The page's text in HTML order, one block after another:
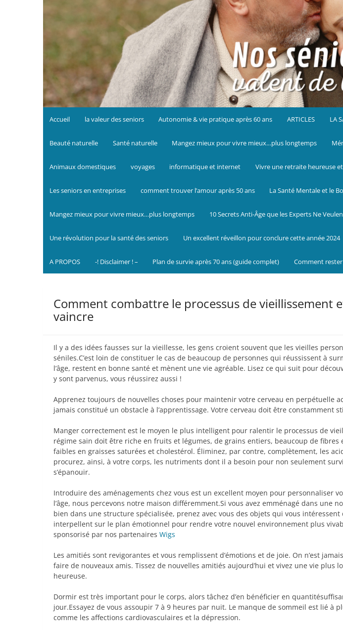
Accueil la valeur des seniors Autonomie & vie pratique après 60 ans ARTICLES LA
Beauté naturelle Santé naturelle Mangez mieux pour vivre mieux…plus longtemps
Animaux domestiques voyages informatique et internet Vivre une retraite heureuse
Les seniors en entreprises comment trouver l’amour après 50 ans La Santé Mentale et le
Mangez mieux pour vivre mieux…plus longtemps 10 Secrets Anti-Âge que les Experts Ne
Une révolution pour la santé des seniors Un excellent réveillon pour conclure cette année 2024
A PROPOS -! Disclaimer ! – Plan de survie après 70 ans (guide complet) Comment
Comment combattre le processus de vieillissement
vaincre
Il y a des idées fausses sur la vieillesse, les gens croient souvent que les vieilles
séniles.C’est loin de constituer le cas de beaucoup de personnes qui réussissent à
l’âge, restent en bonne santé et mènent une vie agréable. Lisez ce qui suit pour
y sont parvenus, vous réussirez aussi !
Apprenez toujours de nouvelles choses pour maintenir votre cerveau en perpétuelle
jamais constitué un obstacle à l’apprentissage. Votre cerveau doit être constamment
Manger correctement est le moyen le plus intelligent pour ralentir le processus de
régime sain doit être riche en fruits et légumes, de grains entiers, beaucoup de fibres
faibles en graisses saturées et cholestérol. Éliminez, par contre, complètement, les
procurez, ainsi, à votre corps, les nutriments dont il a besoin pour non seulement
s’épanouir.
Introduire des aménagements chez vous est un excellent moyen pour personnaliser
l’âge, nous percevons notre maison différemment.Si vous avez emménagé dans une
bien dans une structure spécialisée, prenez avec vous des objets qui vous intéressent
interpellent sur le plan émotionnel pour rendre votre nouvel environnement plus
sponsorisé par nos partenaires Wigs
Les amitiés sont revigorantes et vous remplissent d’émotions et de joie. On n’est
faire de nouveaux amis. Tissez de nouvelles amitiés aujourd’hui et vivez une vie plus
heureuse.
Dormir est très important pour le corps, alors tâchez d’en bénéficier en
jour.Essayez de vous assoupir 7 à 9 heures par nuit. Le manque de sommeil est lié à
comme les affections cardiovasculaires et la dépression.